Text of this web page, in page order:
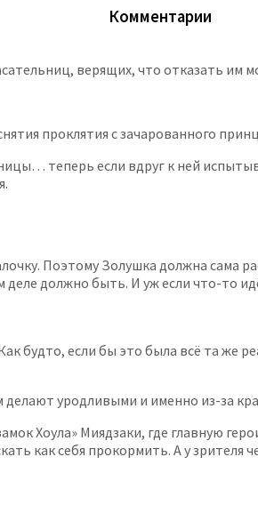
Комментарии
верящих, что отказать им
проклятия с зачарованного
теперь если вдруг к ней
Поэтому Золушка должна сама
должно быть. И уж если что-то
будто, если бы это была всё та же
уродливыми и именно из-за
Хоула» Миядзаки, где главную
как себя прокормить. А у